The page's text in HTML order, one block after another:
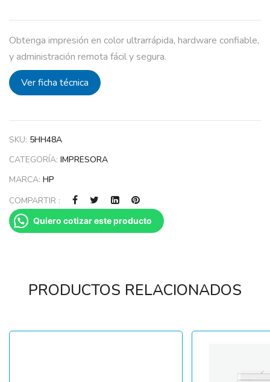
Obtenga impresión en color ultrarrápida, hardware confiable,
y administración remota fácil y segura.
Ver ficha técnica
SKU: 5HH48A
CATEGORÍA: IMPRESORA
MARCA: HP
COMPARTIR :
Quiero cotizar este producto
PRODUCTOS RELACIONADOS